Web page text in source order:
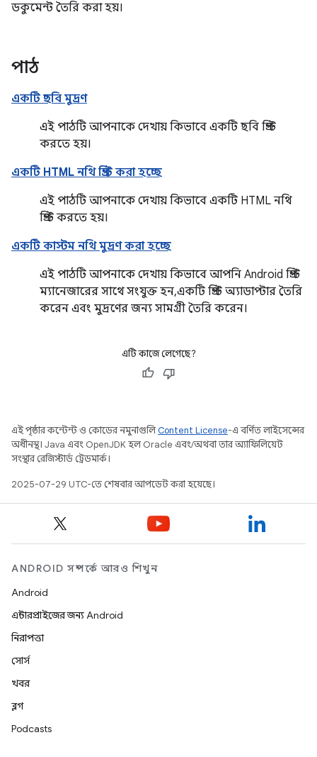
ডকুমেন্ট তৈরি করা হয়।
পাঠ
একটি ছবি মুদ্রণ
এই পাঠটি আপনাকে দেখায় কিভাবে একটি ছবি প্রিন্ট
করতে হয়।
একটি HTML নথি প্রিন্ট করা হচ্ছে
এই পাঠটি আপনাকে দেখায় কিভাবে একটি HTML নথি
প্রিন্ট করতে হয়।
একটি কাস্টম নথি মুদ্রণ করা হচ্ছে
এই পাঠটি আপনাকে দেখায় কিভাবে আপনি Android প্রিন্ট
ম্যানেজারের সাথে সংযুক্ত হন, একটি প্রিন্ট অ্যাডাপ্টার তৈরি
করেন এবং মুদ্রণের জন্য সামগ্রী তৈরি করেন।
এটি কাজে লেগেছে?
এই পৃষ্ঠার কন্টেন্ট ও কোডের নমুনাগুলিContent License-এ বর্ণিত লাইসেন্সের
অধীনস্থ। Java এবং OpenJDK হল Oracle এবং/অথবা তার অ্যাফিলিয়েট
সংস্থার রেজিস্টার্ড ট্রেডমার্ক।
2025-07-29 UTC-তে শেষবার আপডেট করা হয়েছে।
ANDROID সম্পর্কে আরও শিখুন
Android
এন্টারপ্রাইজের জন্য Android
নিরাপত্তা
সোর্স
খবর
ব্লগ
Podcasts